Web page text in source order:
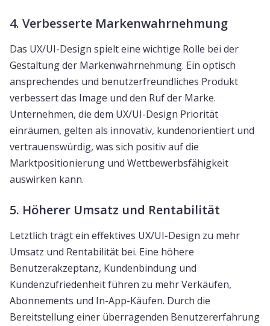
4. Verbesserte Markenwahrnehmung
Das UX/UI-Design spielt eine wichtige Rolle bei der
Gestaltung der Markenwahrnehmung. Ein optisch
ansprechendes und benutzerfreundliches Produkt
verbessert das Image und den Ruf der Marke.
Unternehmen, die dem UX/UI-Design Priorität
einräumen, gelten als innovativ, kundenorientiert und
vertrauenswürdig, was sich positiv auf die
Marktpositionierung und Wettbewerbsfähigkeit
auswirken kann.
5. Höherer Umsatz und Rentabilität
Letztlich trägt ein effektives UX/UI-Design zu mehr
Umsatz und Rentabilität bei. Eine höhere
Benutzerakzeptanz, Kundenbindung und
Kundenzufriedenheit führen zu mehr Verkäufen,
Abonnements und In-App-Käufen. Durch die
Bereitstellung einer überragenden Benutzererfahrung